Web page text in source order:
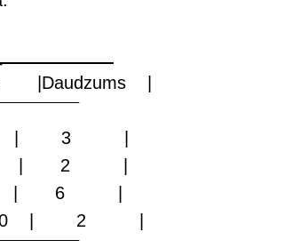
|
| 3 |
| 2 |
| 6 |
| 2 |